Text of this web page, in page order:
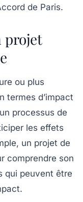
de Paris.
projet
ou plus
termes d’impact
processus de
les effets
un projet de
comprendre son
qui peuvent être